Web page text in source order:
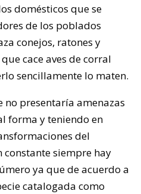
domésticos que se
de los poblados
conejos, ratones y
cace aves de corral
sencillamente lo maten.
no presentaría amenazas
forma y teniendo en
del
siempre hay
ya que de acuerdo a
catalogada como